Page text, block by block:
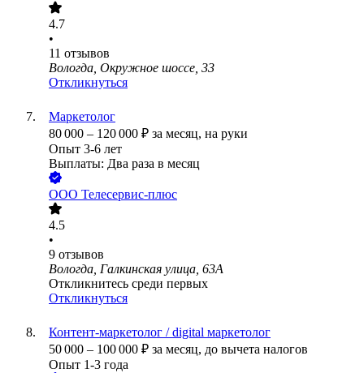
4.7
•
11 отзывов
Вологда, Окружное шоссе, 33
Откликнуться
Маркетолог
80 000 – 120 000 ₽ за месяц, на руки
Опыт 3-6 лет
Выплаты: Два раза в месяц
ООО Телесервис-плюс
4.5
•
9 отзывов
Вологда, Галкинская улица, 63А
Откликнитесь среди первых
Откликнуться
Контент-маркетолог / digital маркетолог
50 000 – 100 000 ₽ за месяц, до вычета налогов
Опыт 1-3 года